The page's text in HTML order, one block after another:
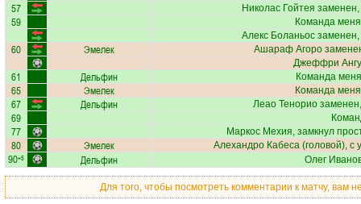
57 Николас Гойтея
59
Команда
Алекс Боланьосзаменен,
60 Эмелек Ашараф Агоро
Джеффри
61 Дельфин Команда
65 Эмелек Команда
67 Дельфин Леао Тенорио
69
77 Маркос Мехия, замкнул
80 Эмелек Алехандро Кабеса (головой), с
90+5 Дельфин Олег
Для того, чтобы посмотреть комментарии к матчу, вам